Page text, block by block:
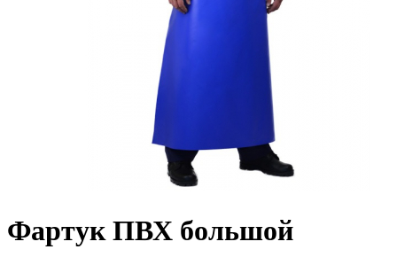
Фартук ПВХ большой